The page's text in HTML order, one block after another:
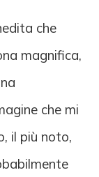
che
magnifica,
che mi
il più noto,